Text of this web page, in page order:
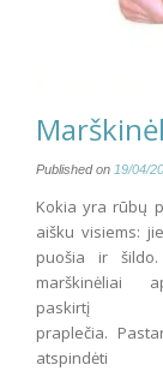
Published on 19/04/
Kokia yra rūbų
aišku visiems:
puošia ir šildo.
marškinėliai
paskirtį
praplečia.
atspindėti